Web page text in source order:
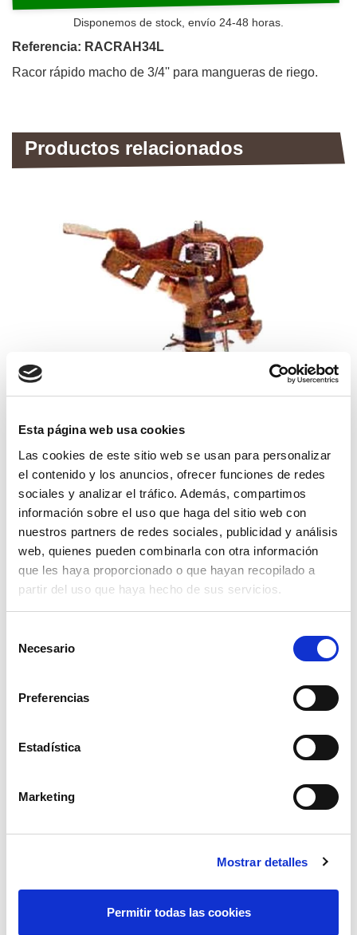
Esta página web usa cookies
Las cookies de este sitio web se usan para personalizar
el contenido y los anuncios, ofrecer funciones de redes
sociales y analizar el tráfico. Además, compartimos
información sobre el uso que haga del sitio web con
nuestros partners de redes sociales, publicidad y análisis
web, quienes pueden combinarla con otra información
que les haya proporcionado o que hayan recopilado a
partir del uso que haya hecho de sus servicios.
Necesario
Preferencias
Estadística
Marketing
Mostrar detalles
Permitir todas las cookies
Disponemos de stock, envío 24-48 horas.
Referencia: RACRAH34L
Racor rápido macho de 3/4'' para mangueras de riego.
Productos relacionados
aspersor vyr-50 lat. sectorial boq. lat.
19,75€ comprar
programador riego pluvia sd21001